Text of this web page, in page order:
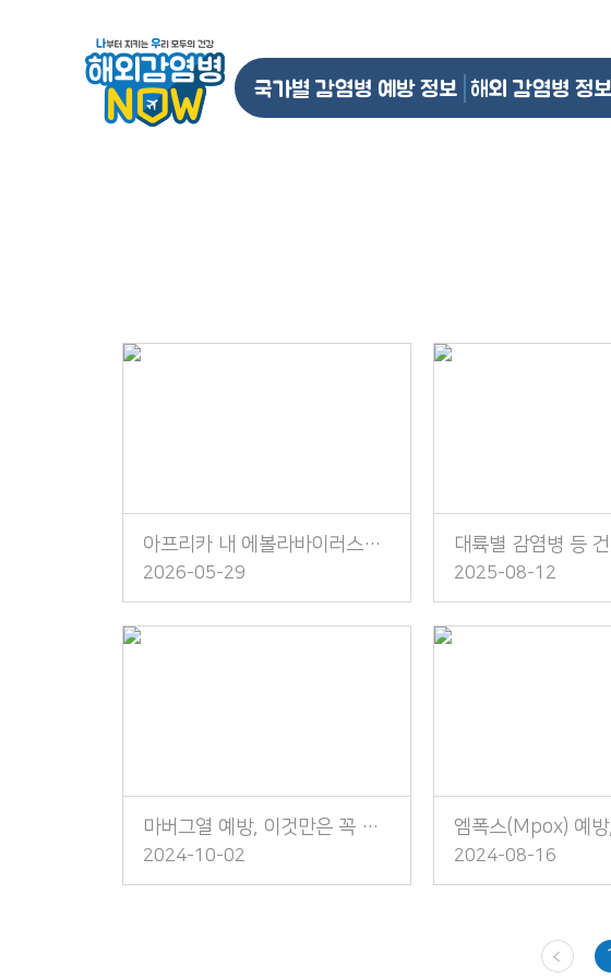
국가별 감염병 예방 정보 해외 감염병 정보
아프리카 내 에볼라바이러스병 발생 주의!
2026-05-29 2025-08-12
마버그열 예방, 이것만은 꼭 지켜주세요!
2024-10-02 2024-08-16
1